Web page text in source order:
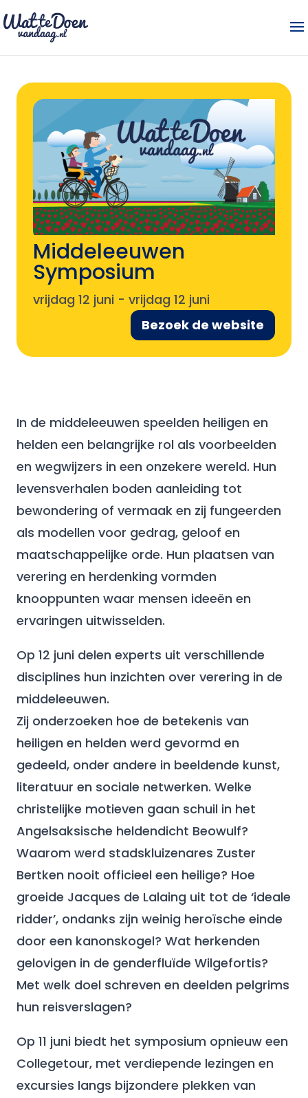
Middeleeuwen
Symposium
vrijdag 12 juni - vrijdag 12 juni
Bezoek de website
In de middeleeuwen speelden heiligen en
helden een belangrijke rol als voorbeelden
en wegwijzers in een onzekere wereld. Hun
levensverhalen boden aanleiding tot
bewondering of vermaak en zij fungeerden
als modellen voor gedrag, geloof en
maatschappelijke orde. Hun plaatsen van
verering en herdenking vormden
knooppunten waar mensen ideeën en
ervaringen uitwisselden.
Op 12 juni delen experts uit verschillende
disciplines hun inzichten over verering in de
middeleeuwen.
Zij onderzoeken hoe de betekenis van
heiligen en helden werd gevormd en
gedeeld, onder andere in beeldende kunst,
literatuur en sociale netwerken. Welke
christelijke motieven gaan schuil in het
Angelsaksische heldendicht Beowulf?
Waarom werd stadskluizenares Zuster
Bertken nooit officieel een heilige? Hoe
groeide Jacques de Lalaing uit tot de ‘ideale
ridder’, ondanks zijn weinig heroïsche einde
door een kanonskogel? Wat herkenden
gelovigen in de genderfluïde Wilgefortis?
Met welk doel schreven en deelden pelgrims
hun reisverslagen?
Op 11 juni biedt het symposium opnieuw een
Collegetour, met verdiepende lezingen en
excursies langs bijzondere plekken van